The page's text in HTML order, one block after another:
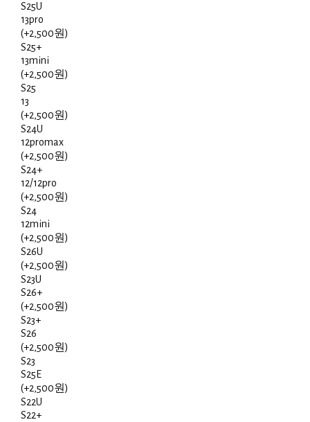
S25U
13pro
(+2,500원)
S25+
13mini
(+2,500원)
S25
13
(+2,500원)
S24U
12promax
(+2,500원)
S24+
12/12pro
(+2,500원)
S24
12mini
(+2,500원)
S26U
(+2,500원)
S23U
S26+
(+2,500원)
S23+
S26
(+2,500원)
S23
S25E
(+2,500원)
S22U
S22+